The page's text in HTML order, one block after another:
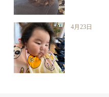
4月23日